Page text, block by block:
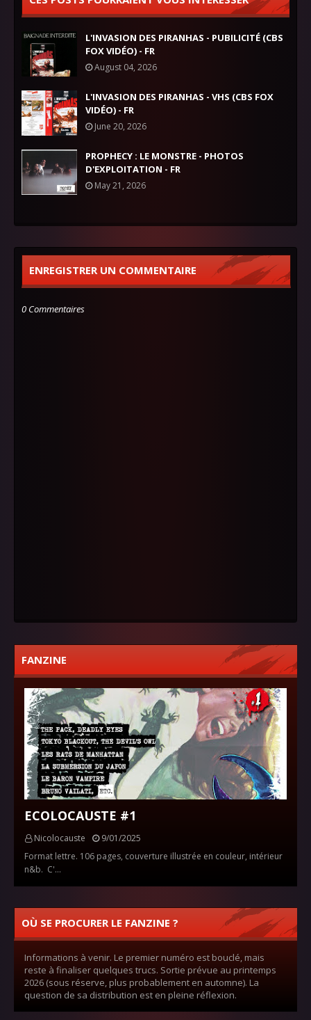
L'INVASION DES PIRANHAS - PUBILICITÉ (CBS
FOX VIDÉO) - FR
August 04, 2026
L'INVASION DES PIRANHAS - VHS (CBS FOX
VIDÉO) - FR
June 20, 2026
PROPHECY : LE MONSTRE - PHOTOS
D'EXPLOITATION - FR
May 21, 2026
ENREGISTRER UN COMMENTAIRE
0 Commentaires
FANZINE
ECOLOCAUSTE #1
Nicolocauste
9/01/2025
Format lettre. 106 pages, couverture illustrée en couleur, intérieur
n&b. C'…
OÙ SE PROCURER LE FANZINE ?
Informations à venir. Le premier numéro est bouclé, mais
reste à finaliser quelques trucs. Sortie prévue au printemps
2026 (sous réserve, plus probablement en automne). La
question de sa distribution est en pleine réflexion.